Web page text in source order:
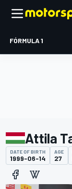
FÓRMULA 1
Attila
DATE OF BIRTH
1999-06-14
AGE
27